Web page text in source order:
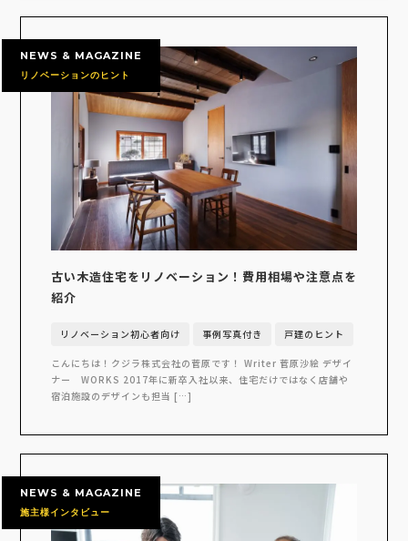
NEWS & MAGAZINE
リノベーションのヒント
古い木造住宅をリノベーション！費用相場や注意点を
紹介
リノベーション初心者向け 事例写真付き 戸建のヒント
こんにちは！クジラ株式会社の菅原です！ Writer 菅原沙絵 デザイ
ナー WORKS 2017年に新卒入社以来、住宅だけではなく店舗や
宿泊施設のデザインも担当 […]
NEWS & MAGAZINE
施主様インタビュー